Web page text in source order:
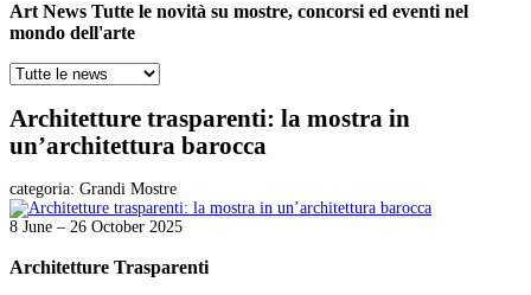
Art News Tutte le novità su mostre, concorsi ed eventi nel
mondo dell'arte
Architetture trasparenti: la mostra in
un’architettura barocca
categoria: Grandi Mostre
8 June – 26 October 2025
Architetture Trasparenti